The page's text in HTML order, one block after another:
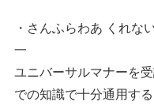
・さんふらわあ くれ
一
ユニバーサルマナーを
での知識で十分通用す